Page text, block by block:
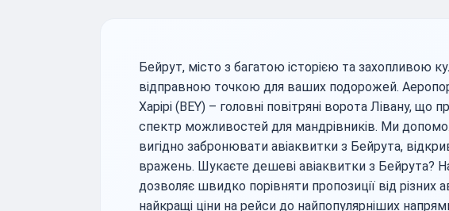
Бейрут, місто з багатою історією та захопливою
відправною точкою для ваших подорожей.
Харірі (BEY) – головні повітряні ворота Лівану,
спектр можливостей для мандрівників. Ми
вигідно забронювати авіаквитки з Бейрута,
вражень. Шукаєте дешеві авіаквитки з Бейрута?
дозволяє швидко порівняти пропозиції від різних
найкращі ціни на рейси до найпопулярніших